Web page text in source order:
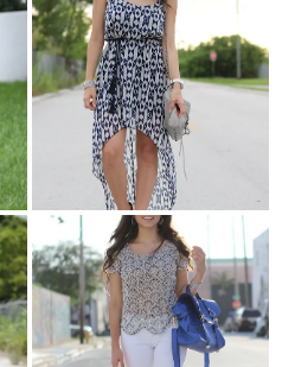
Fiore & Lovely Pepa x
Krack
Everyday